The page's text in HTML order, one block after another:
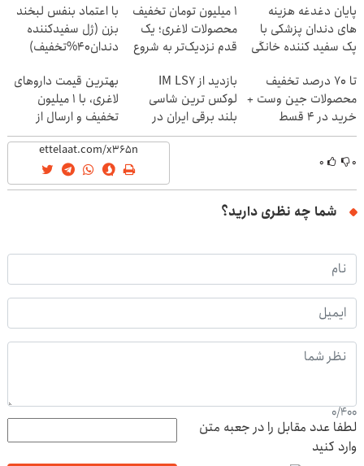
پایان دغدغه هزینه
های دندان پزشکی با
پک سفید کننده خانگی
۱ میلیون تومان تخفیف
محصولات لاغری؛ یک
قدم نزدیک‌تر به شروع
با اعتماد بنفس لبخند
بزن (ژل سفیدکننده
دندان40%تخفیف)
تا 70 درصد تخفیف
محصولات جین وست +
خرید در 4 قسط
بازدید از IM LS7
لوکس ترین شاسی
بلند برقی ایران در
باشگاه انقلاب
بهترین قیمت داروهای
لاغری، با ۱ میلیون
تخفیف و ارسال از
داروخانه‌
۰ ۰
شما چه نظری دارید؟
0/400
لطفا عدد مقابل را در جعبه متن
وارد کنید